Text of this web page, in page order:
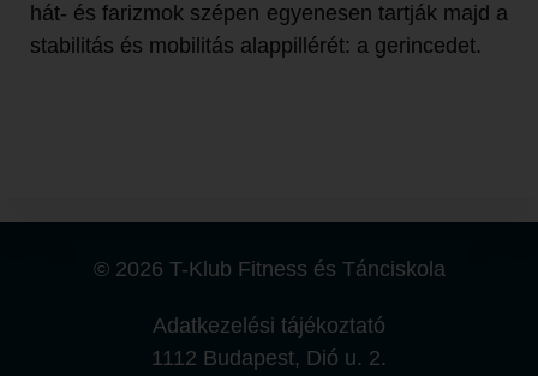
hát- és farizmok szépen egyenesen tartják majd a
stabilitás és mobilitás alappillérét: a gerincedet.
© 2026 T-Klub Fitness és Tánciskola
Adatkezelési tájékoztató
1112 Budapest, Dió u. 2.